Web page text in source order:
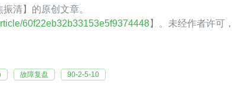
清】的原创文章。
60f22eb32b33153e5f9374448】。未经作者许可
故障复盘 90-2-5-10